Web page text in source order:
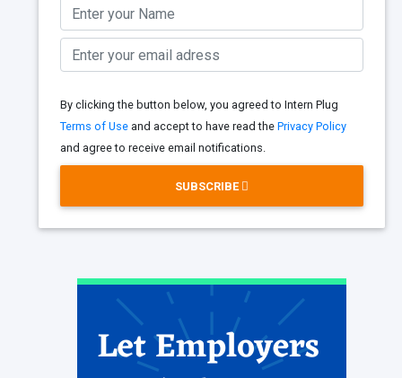
By clicking the button below, you agreed to Intern Plug
Terms of Use and accept to have read the Privacy Policy
and agree to receive email notifications.
SUBSCRIBE